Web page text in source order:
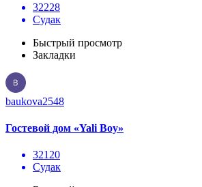
32228
Судак
Быстрый просмотр
Закладки
baukova2548
Гостевой дом «Yali Boy»
32120
Судак